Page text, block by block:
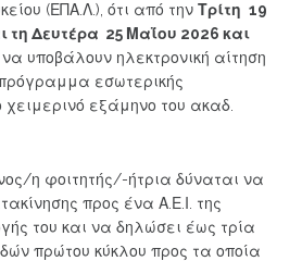
(ΕΠΑ.Λ.), ότι από την Τρίτη 19
τη Δευτέρα 25 Μαΐου 2026 και
να υποβάλουν ηλεκτρονική αίτηση
εσωτερικής
χειμερινό εξάμηνο του ακαδ.
η φοιτητής/-ήτρια δύναται να
προς ένα Α.Ε.Ι. της
του και να δηλώσει έως τρία
πρώτου κύκλου προς τα οποία